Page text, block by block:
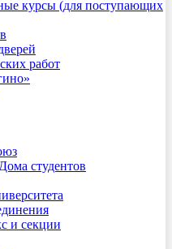
курсы (для поступающих
работ
студентов
и секции